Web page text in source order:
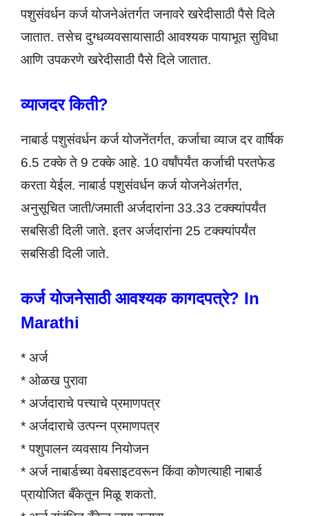
पशुसंवर्धन कर्ज योजनेअंतर्गत जनावरे खरेदीसाठी पैसे दिले
जातात. तसेच दुग्धव्यवसायासाठी आवश्यक पायाभूत सुविधा
आणि उपकरणे खरेदीसाठी पैसे दिले जातात.
व्याजदर किती?
नाबार्ड पशुसंवर्धन कर्ज योजनेंतर्गत, कर्जाचा व्याज दर वार्षिक
6.5 टक्के ते 9 टक्के आहे. 10 वर्षांपर्यंत कर्जाची परतफेड
करता येईल. नाबार्ड पशुसंवर्धन कर्ज योजनेअंतर्गत,
अनुसूचित जाती/जमाती अर्जदारांना 33.33 टक्क्यांपर्यंत
सबसिडी दिली जाते. इतर अर्जदारांना 25 टक्क्यांपर्यंत
सबसिडी दिली जाते.
कर्ज योजनेसाठी आवश्यक कागदपत्रे? In
Marathi
* अर्ज
* ओळख पुरावा
* अर्जदाराचे पत्त्याचे प्रमाणपत्र
* अर्जदाराचे उत्पन्न प्रमाणपत्र
* पशुपालन व्यवसाय नियोजन
* अर्ज नाबार्डच्या वेबसाइटवरून किंवा कोणत्याही नाबार्ड
प्रायोजित बँकेतून मिळू शकतो.